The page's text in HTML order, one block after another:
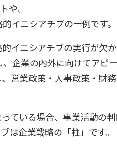
や、
イニシアチブの一例です。
イニシアチブの実行が欠か
企業の内外に向けてアピー
営業政策・人事政策・財
ている場合、事業活動の判
は企業戦略の「柱」です。